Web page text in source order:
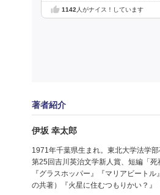
1142人がナイス！しています
著者紹介
伊坂 幸太郎
1971年千葉県生まれ。東北大学法学
第25回吉川英治文学新人賞、短編「
『グラスホッパー』『マリアビート
の共著）『火星に住むつもりかい？』